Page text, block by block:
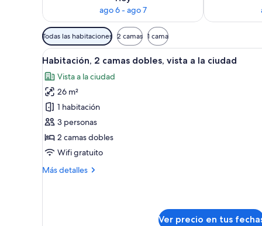
ago 6 - ago 7
Filtros
disponibles
para
las
habitaciones
Todas las habitaciones 2 camas 1 cama
Ver
todas
las
fotos
de
Habitación,
2
camas
dobles,
vista
Una habitación de hotel con
12
Habitación, 2 camas dobles, vista a la ciudad
Vista a la ciudad
26 m²
1 habitación
3 personas
2 camas dobles
Wifi gratuito
Más detalles
Más
Ver precio en tus